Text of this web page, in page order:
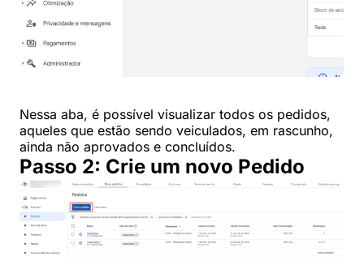
Nessa aba, é possível visualizar todos os pedidos,
aqueles que estão sendo veiculados, em rascunho,
ainda não aprovados e concluídos.
Passo 2: Crie um novo Pedido